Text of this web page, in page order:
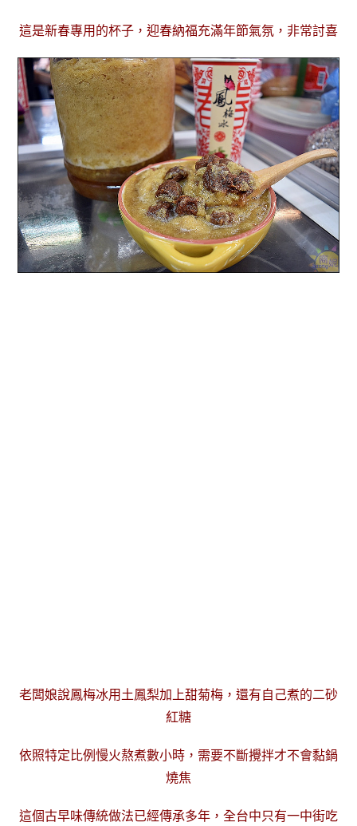
這是新春專用的杯子，迎春納福充滿年節氣氛，非常討喜
老闆娘說鳳梅冰用土鳳梨加上甜菊梅，還有自己煮的二砂
紅糖
依照特定比例慢火熬煮數小時，需要不斷攪拌才不會黏鍋
燒焦
這個古早味傳統做法已經傳承多年，全台中只有一中街吃